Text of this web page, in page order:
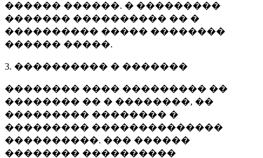
������ ������. � ���������
������� ���������� �� �
���������� ����� ��������
������ �����.
3. ���������� � �������
�������� ���� ��������� ��
�������� �� � ��������, ��
��������� �������� �
��������� ��������������
����������. ��� ������
�������� ����������